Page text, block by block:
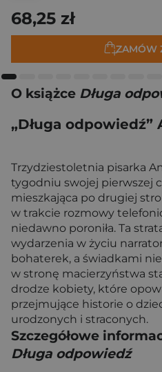
68,25 zł
ZAMÓW
O książce Długa
„Długa odpowiedź”
Trzydziestoletnia pisarka
tygodniu swojej pierwszej
mieszkająca po drugiej
w trakcie rozmowy
niedawno poroniła. Ta
wydarzenia w życiu
bohaterek, a świadkami
w stronę macierzyństwa
drodze kobiety, które
przejmujące historie o
urodzonych i straconych.
Szczegółowe
Długa odpowiedź